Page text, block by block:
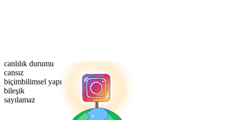
canlılık durumu
cansız
biçimbilimsel yapı
bileşik
sayılamaz